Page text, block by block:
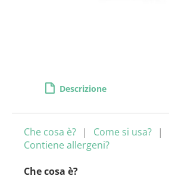
Descrizione
Che cosa è? Come si usa?
Contiene allergeni?
Che cosa è?